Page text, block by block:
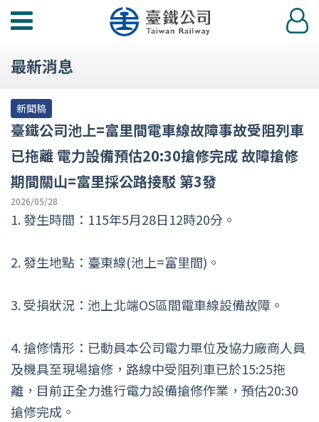
功
選
登
入
最新消息
新聞稿
臺鐵公司池上=富里間電車線故障事故受阻列車
已拖離 電力設備預估20:30搶修完成 故障搶修
期間關山=富里採公路接駁 第3發
2026/05/28
1. 發生時間：115年5月28日12時20分。
2. 發生地點：臺東線(池上=富里間)。
3. 受損狀況：池上北端OS區間電車線設備故障。
4. 搶修情形：已動員本公司電力單位及協力廠商人員
及機具至現場搶修，路線中受阻列車已於15:25拖
離，目前正全力進行電力設備搶修作業，預估20:30
搶修完成。